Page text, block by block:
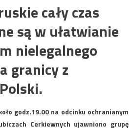
cały czas
są w ułatwianie
nielegalnego
granicy z
godz.19.00 na odcinku ochranianym
Cerkiewnych ujawniono grupę